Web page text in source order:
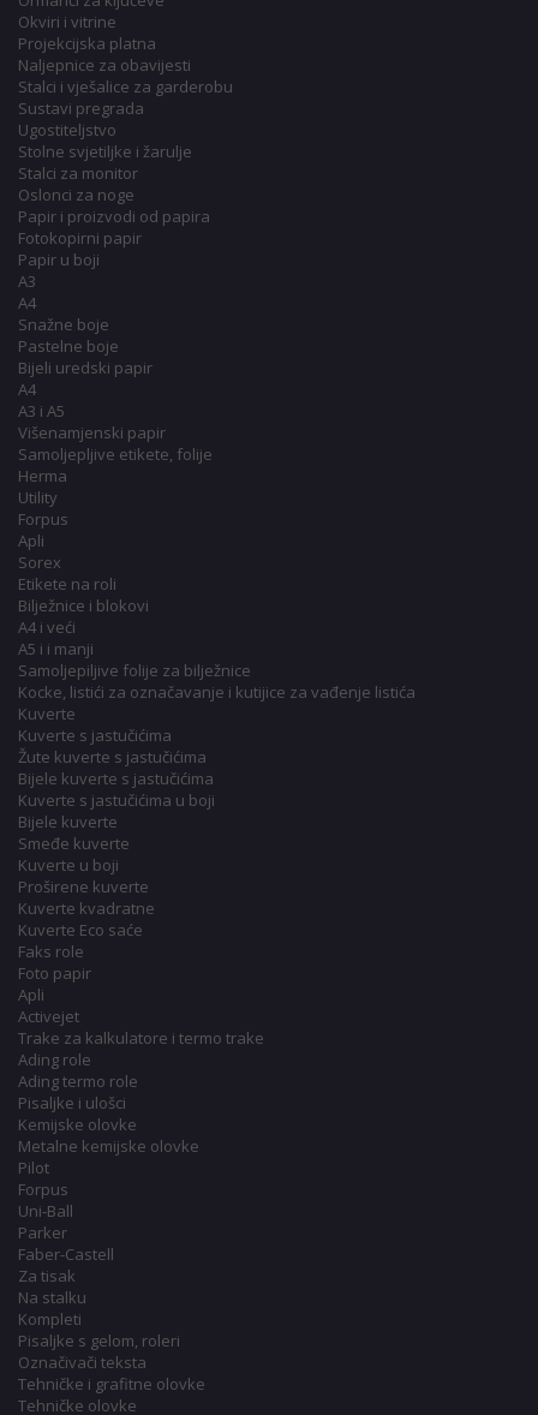
Okviri i vitrine
Projekcijska platna
Naljepnice za obavijesti
Stalci i vješalice za garderobu
Sustavi pregrada
Ugostiteljstvo
Stolne svjetiljke i žarulje
Stalci za monitor
Oslonci za noge
Papir i proizvodi od papira
Fotokopirni papir
Papir u boji
A3
A4
Snažne boje
Pastelne boje
Bijeli uredski papir
A4
A3 i A5
Višenamjenski papir
Samoljepljive etikete, folije
Herma
Utility
Forpus
Apli
Sorex
Etikete na roli
Bilježnice i blokovi
A4 i veći
A5 i i manji
Samoljepiljive folije za bilježnice
Kocke, listići za označavanje i kutijice za vađenje listića
Kuverte
Kuverte s jastučićima
Žute kuverte s jastučićima
Bijele kuverte s jastučićima
Kuverte s jastučićima u boji
Bijele kuverte
Smeđe kuverte
Kuverte u boji
Proširene kuverte
Kuverte kvadratne
Kuverte Eco saće
Faks role
Foto papir
Apli
Activejet
Trake za kalkulatore i termo trake
Ading role
Ading termo role
Pisaljke i ulošci
Kemijske olovke
Metalne kemijske olovke
Pilot
Forpus
Uni-Ball
Parker
Faber-Castell
Za tisak
Na stalku
Kompleti
Pisaljke s gelom, roleri
Označivači teksta
Tehničke i grafitne olovke
Tehničke olovke